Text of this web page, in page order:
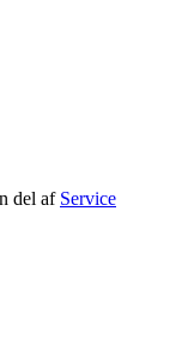
del af Service